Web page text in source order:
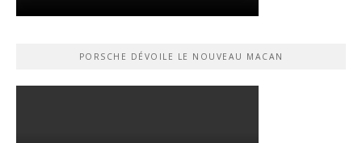
PORSCHE DÉVOILE LE NOUVEAU MACAN